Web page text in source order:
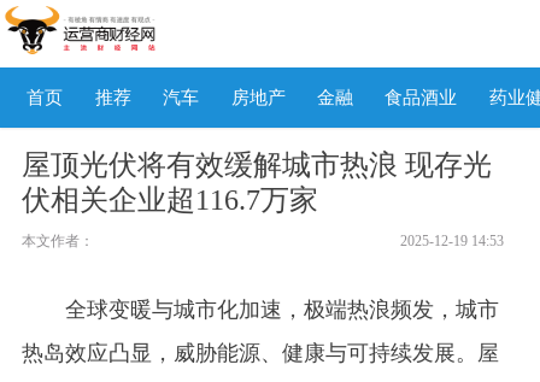
首页 推荐 汽车 房地产 金融 食品酒业 药业
屋顶光伏将有效缓解城市热浪 现存光
伏相关企业超116.7万家
本文作者： 2025-12-19 14:53
全球变暖与城市化加速，极端热浪频发，城市
热岛效应凸显，威胁能源、健康与可持续发展。屋